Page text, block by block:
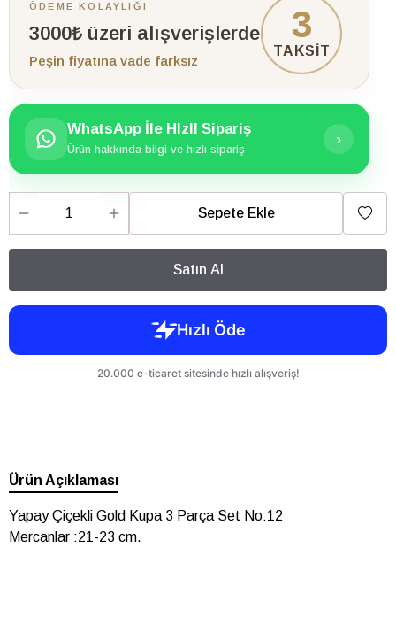
ÖDEME KOLAYLIĞI
3000₺ üzeri alışverişlerde
Peşin fiyatına vade farksız
3
TAKSİT
WhatsApp İle HIzlI Sipariş
Ürün hakkında bilgi ve hızlı sipariş
›
Sepete Ekle
Satın Al
Ürün Açıklaması
Yapay Çiçekli Gold Kupa 3 Parça Set No:12
Mercanlar :21-23 cm.